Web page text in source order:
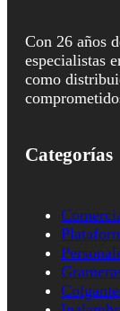
Con 26 años
especialistas
como
Categorías